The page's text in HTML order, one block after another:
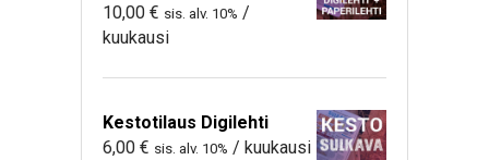
10,00 € sis. alv. 10% /
kuukausi
Kestotilaus Digilehti
6,00 € sis. alv. 10% / kuukausi